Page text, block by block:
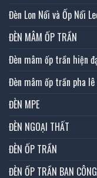
Đèn Lon Nổi và Ốp Nổi
ĐÈN MÂM ỐP TRẦN
Đèn mâm ốp trần hiện
Đèn mâm ốp trần pha lê
ĐÈN MPE
ĐÈN NGOẠI THẤT
ĐÈN ỐP TRẦN
ĐÈN ỐP TRẦN BAN CÔNG